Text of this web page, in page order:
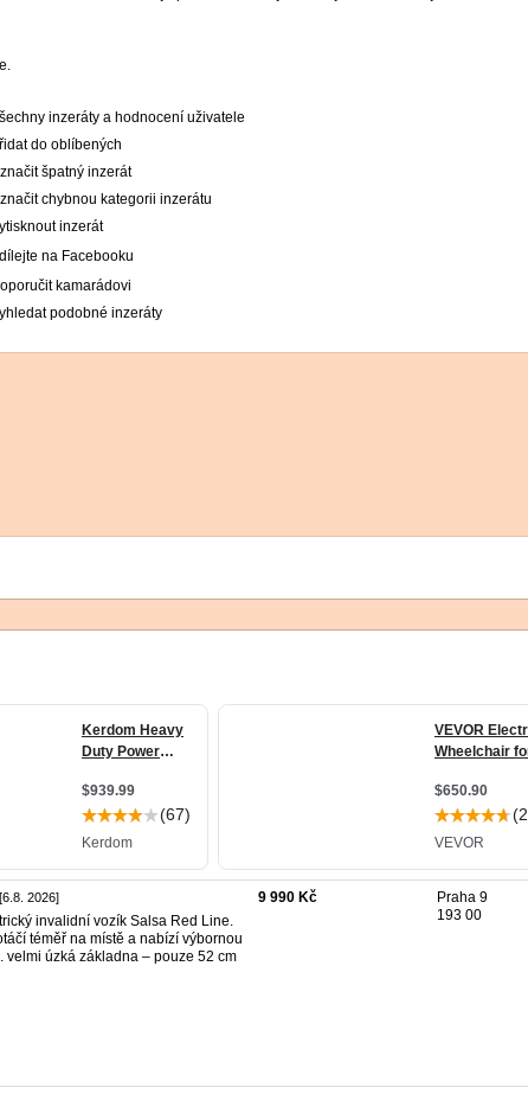
inzeráty a hodnocení uživatele
do oblíbených
špatný inzerát
chybnou kategorii inzerátu
inzerát
na Facebooku
kamarádovi
podobné inzeráty
2026]
invalidní vozík Salsa Red Line.
téměř na místě a nabízí výbornou
úzká základna – pouze 52 cm
9 990 Kč
Praha 9
193 00